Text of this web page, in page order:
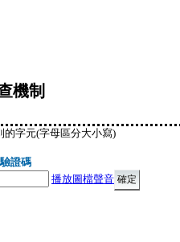
機制
的字元(字母區分大小寫)
證碼
播放圖檔聲音